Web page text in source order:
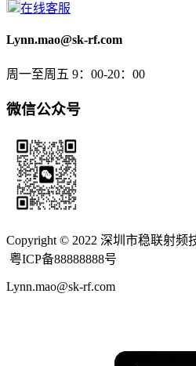
在线客服
Lynn.mao@sk-rf.com
周一至周五 9：00-20：00
微信公众号
Copyright © 2022 深圳市稳联射
粤ICP备88888888号
Lynn.mao@sk-rf.com